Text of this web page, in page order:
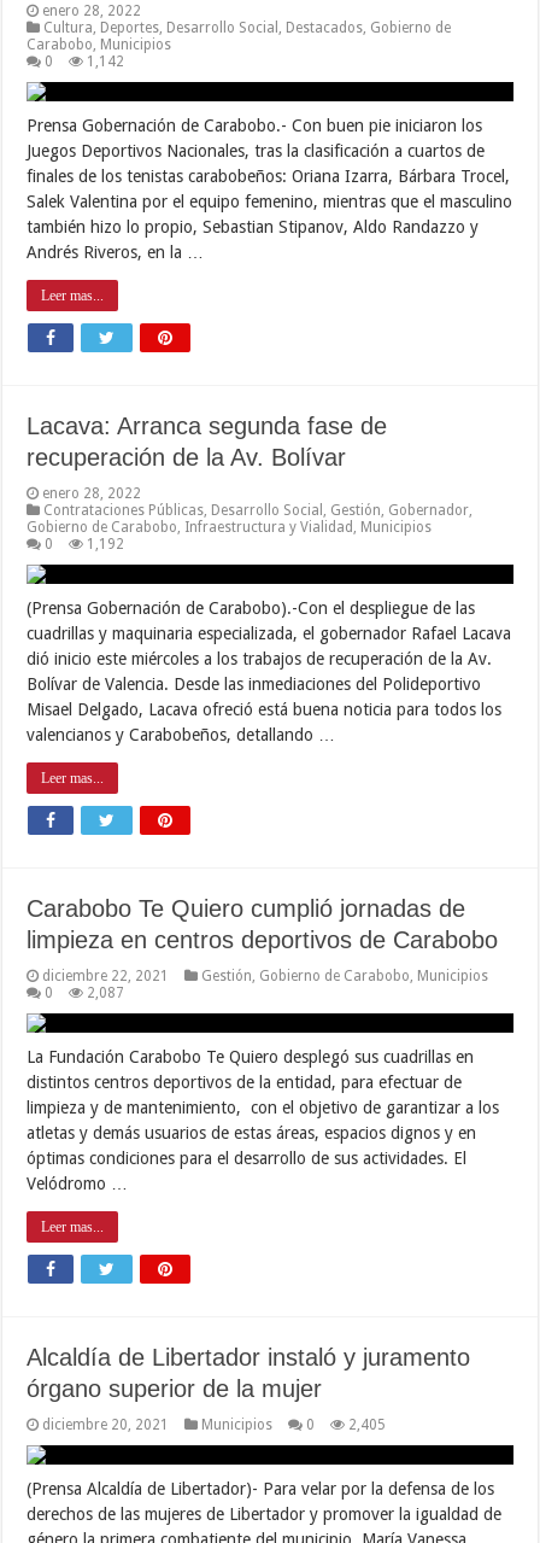
enero 28, 2022
Cultura Deportes Desarrollo Social Destacados Gobierno de
Carabobo Municipios
0
1,142
Prensa Gobernación de Carabobo.- Con buen pie iniciaron los
Juegos Deportivos Nacionales, tras la clasificación a cuartos de
finales de los tenistas carabobeños: Oriana Izarra, Bárbara Trocel,
Salek Valentina por el equipo femenino, mientras que el masculino
también hizo lo propio, Sebastian Stipanov, Aldo Randazzo y
Andrés Riveros, en la …
Leer mas...
Lacava: Arranca segunda fase de
recuperación de la Av. Bolívar
enero 28, 2022
Contrataciones Públicas Desarrollo Social Gestión Gobernador
Gobierno de Carabobo Infraestructura y Vialidad
Municipios
0
1,192
(Prensa Gobernación de Carabobo).-Con el despliegue de las
cuadrillas y maquinaria especializada, el gobernador Rafael Lacava
dió inicio este miércoles a los trabajos de recuperación de la Av.
Bolívar de Valencia. Desde las inmediaciones del Polideportivo
Misael Delgado, Lacava ofreció está buena noticia para todos los
valencianos y Carabobeños, detallando …
Leer mas...
Carabobo Te Quiero cumplió jornadas de
limpieza en centros deportivos de Carabobo
diciembre 22, 2021 Gestión Gobierno de Carabobo Municipios
0
2,087
La Fundación Carabobo Te Quiero desplegó sus cuadrillas en
distintos centros deportivos de la entidad, para efectuar de
limpieza y de mantenimiento, con el objetivo de garantizar a los
atletas y demás usuarios de estas áreas, espacios dignos y en
óptimas condiciones para el desarrollo de sus actividades. El
Velódromo …
Leer mas...
Alcaldía de Libertador instaló y juramento
órgano superior de la mujer
diciembre 20, 2021 Municipios 0 2,405
(Prensa Alcaldía de Libertador)- Para velar por la defensa de los
derechos de las mujeres de Libertador y promover la igualdad de
género la primera combatiente del municipio, María Vanessa